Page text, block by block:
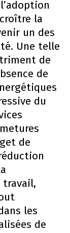
la
un des
Une telle
de
de
du
de
travail,
les
de